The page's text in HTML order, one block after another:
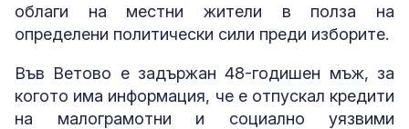
облаги на местни жители в полза на
определени политически сили преди изборите.
Във Ветово е задържан 48-годишен мъж, за
когото има информация, че е отпускал кредити
на малограмотни и социално уязвими